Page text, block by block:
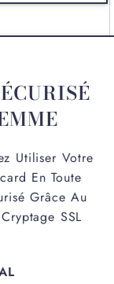
Utiliser Votre
En Toute
Grâce Au
SSL